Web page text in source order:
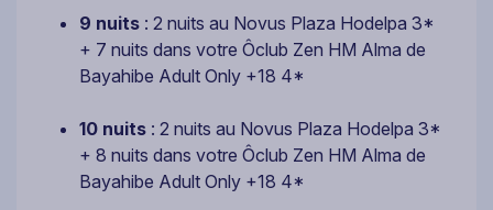
9 nuits : 2 nuits au Novus Plaza Hodelpa 3*
+ 7 nuits dans votre Ôclub Zen HM Alma de
Bayahibe Adult Only +18 4*
10 nuits : 2 nuits au Novus Plaza Hodelpa 3*
+ 8 nuits dans votre Ôclub Zen HM Alma de
Bayahibe Adult Only +18 4*